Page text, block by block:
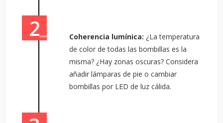
Coherencia lumínica: ¿La temperatura
de color de todas las bombillas es la
misma? ¿Hay zonas oscuras? Considera
añadir lámparas de pie o cambiar
bombillas por LED de luz cálida.